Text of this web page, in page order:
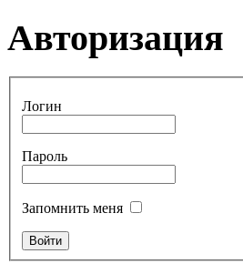
Авторизация
Логин
Пароль
Запомнить меня